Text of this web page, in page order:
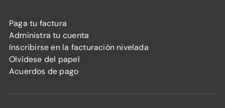
Paga tu factura
Administra tu cuenta
Inscribirse en la facturación nivelada
Olvídese del papel
Acuerdos de pago